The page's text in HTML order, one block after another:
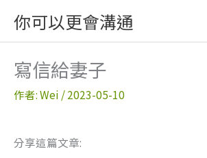
主
你可以更會溝通
寫信給妻子
作者:Wei /2023-05-10
分享這篇文章: